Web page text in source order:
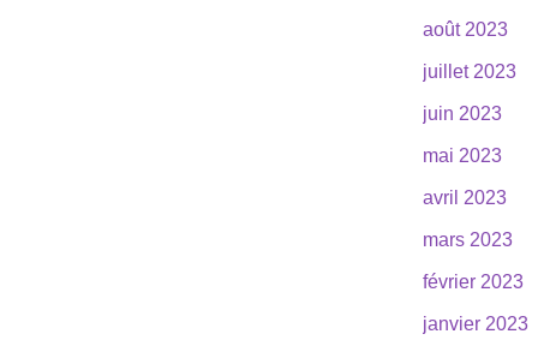
août 2023
juillet 2023
juin 2023
mai 2023
avril 2023
mars 2023
février 2023
janvier 2023